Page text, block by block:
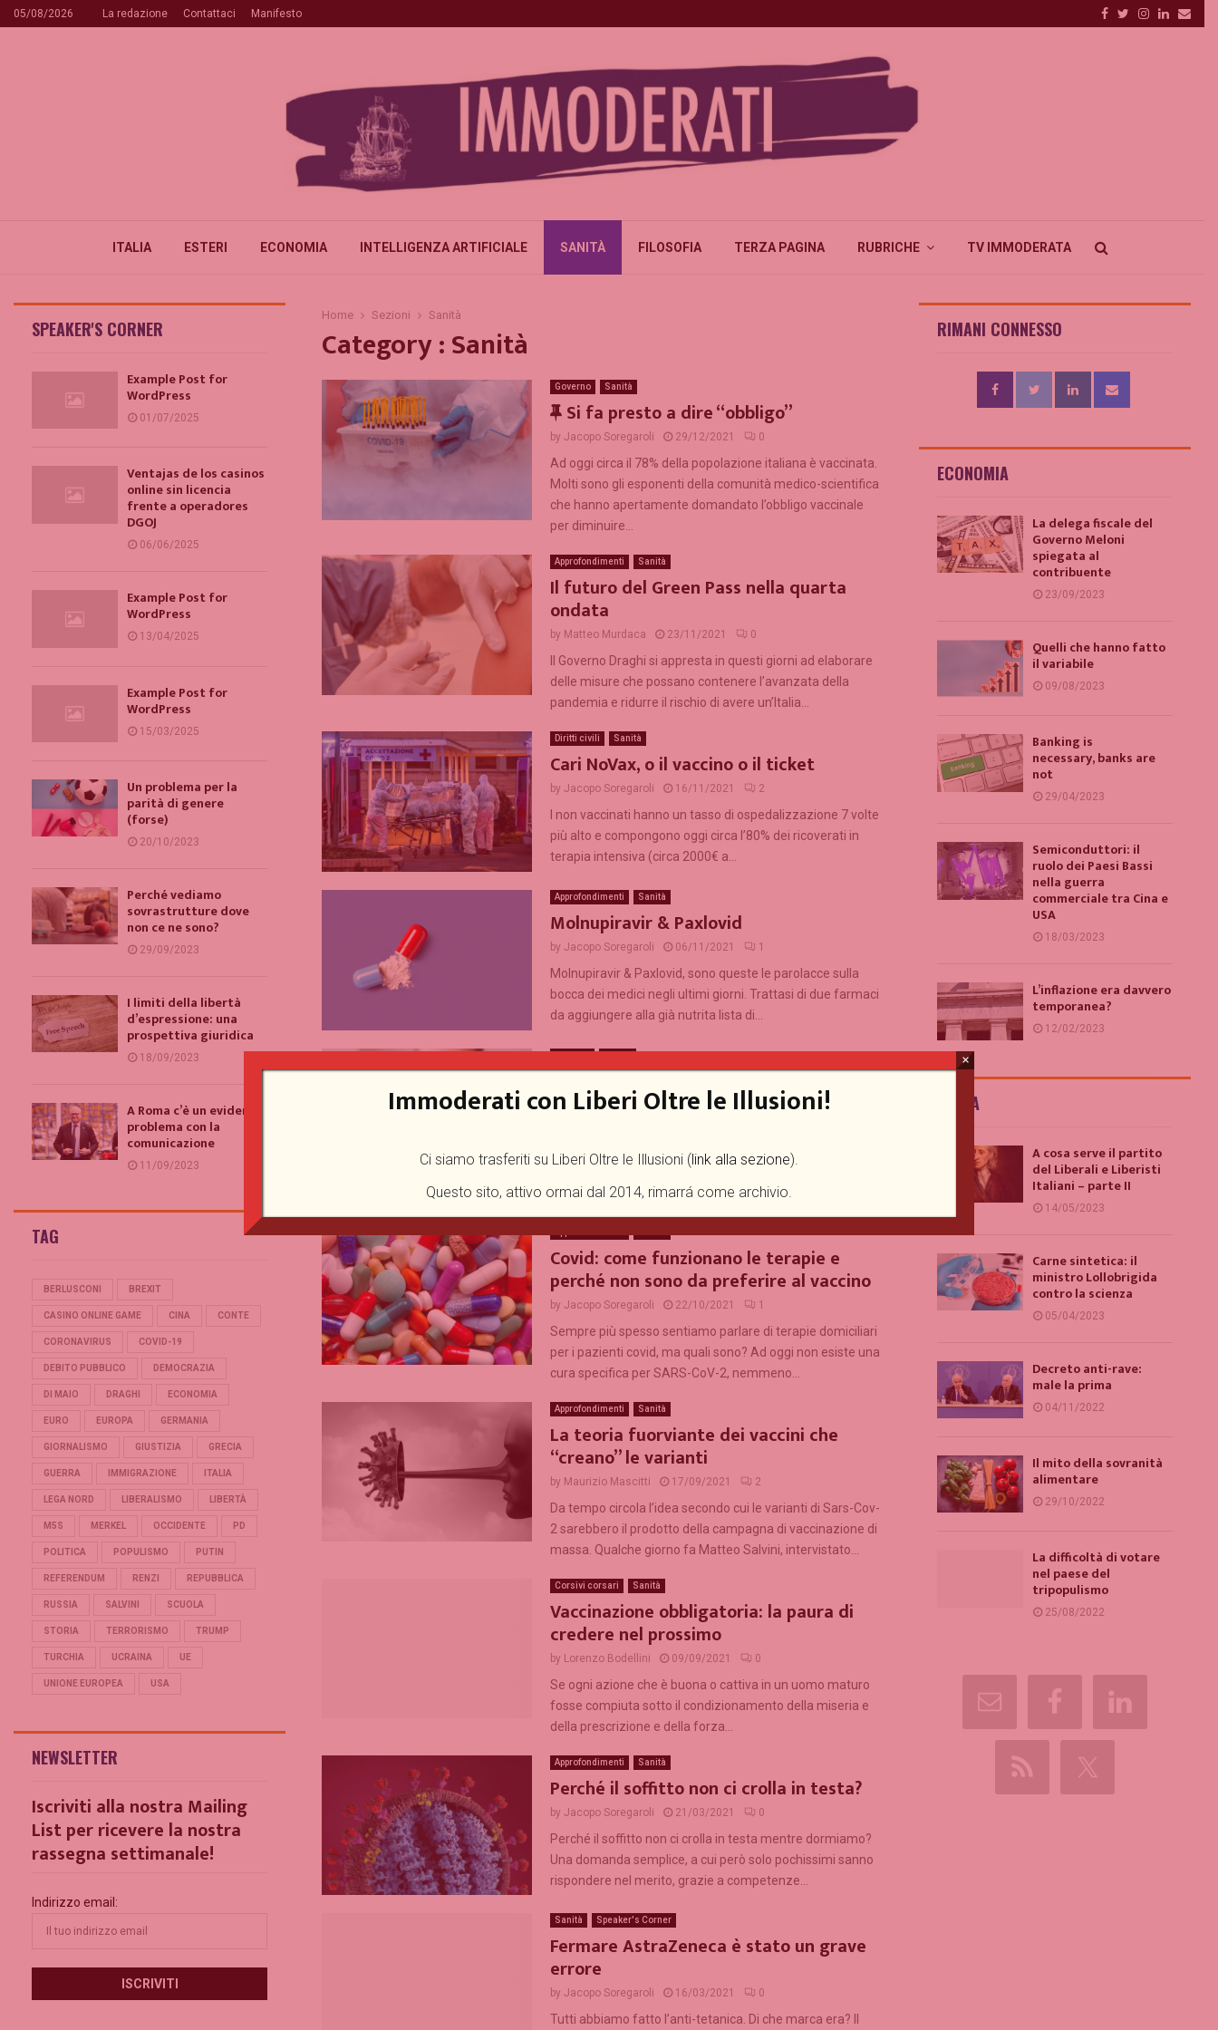
05/08/2026 La redazione Contattaci Manifesto Facebook
Twitter
Instagram
Linkedin
ITALIA ESTERI ECONOMIA INTELLIGENZA ARTIFICIALE SANITÀ FILOSOFIA TERZA PAGINA RUBRICHE TV IMMODERATA
Home Sezioni Sanità
Category : Sanità
Governo Sanità
F
e
a
t
u
r
e
d
Si fa presto a dire “obbligo”
by Jacopo Soregaroli 29/12/2021 0
Ad oggi circa il 78% della popolazione italiana è vaccinata.
Molti sono gli esponenti della comunità medico-scientifica
che hanno apertamente domandato l’obbligo vaccinale
per diminuire...
Approfondimenti Sanità
Il futuro del Green Pass nella quarta
ondata
by Matteo Murdaca 23/11/2021 0
Il Governo Draghi si appresta in questi giorni ad elaborare
delle misure che possano contenere l’avanzata della
pandemia e ridurre il rischio di avere un’Italia...
Diritti civili Sanità
Cari NoVax, o il vaccino o il ticket
by Jacopo Soregaroli 16/11/2021 2
I non vaccinati hanno un tasso di ospedalizzazione 7 volte
più alto e compongono oggi circa l’80% dei ricoverati in
terapia intensiva (circa 2000€ a...
Approfondimenti Sanità
Molnupiravir & Paxlovid
by Jacopo Soregaroli 06/11/2021 1
Molnupiravir & Paxlovid, sono queste le parolacce sulla
bocca dei medici negli ultimi giorni. Trattasi di due farmaci
da aggiungere alla già nutrita lista di...
Cosa succederebbe se abolissimo il
GreenPass?
I manifestanti da giorni chiedono l’abolizione del
GreenPass sia una forma di limitazione più o...
Covid: come funzionano le terapie e
perché non sono da preferire al vaccino
by Jacopo Soregaroli 22/10/2021 1
Sempre più spesso sentiamo parlare di terapie domiciliari
per i pazienti covid, ma quali sono? Ad oggi non esiste una
cura specifica per SARS-CoV-2, nemmeno...
Approfondimenti Sanità
La teoria fuorviante dei vaccini che
“creano” le varianti
by Maurizio Mascitti 17/09/2021 2
Da tempo circola l’idea secondo cui le varianti di Sars-Cov-
2 sarebbero il prodotto della campagna di vaccinazione di
massa. Qualche giorno fa Matteo Salvini, intervistato...
Corsivi corsari Sanità
Vaccinazione obbligatoria: la paura di
credere nel prossimo
by Lorenzo Bodellini 09/09/2021 0
Se ogni azione che è buona o cattiva in un uomo maturo
fosse compiuta sotto il condizionamento della miseria e
della prescrizione e della forza...
Approfondimenti Sanità
Perché il soffitto non ci crolla in testa?
by Jacopo Soregaroli 21/03/2021 0
Perché il soffitto non ci crolla in testa mentre dormiamo?
Una domanda semplice, a cui però solo pochissimi sanno
rispondere nel merito, grazie a competenze...
Sanità Speaker's Corner
Fermare AstraZeneca è stato un grave
errore
by Jacopo Soregaroli 16/03/2021 0
Tutti abbiamo fatto l’anti-tetanica. Di che marca era? Il
SPEAKER'S CORNER
Example Post for
WordPress
01/07/2025
Ventajas de los casinos
online sin licencia
frente a operadores
DGOJ
06/06/2025
Example Post for
WordPress
13/04/2025
Example Post for
WordPress
15/03/2025
Un problema per la
parità di genere
(forse)
20/10/2023
Perché vediamo
sovrastrutture dove
non ce ne sono?
29/09/2023
I limiti della libertà
d’espressione: una
prospettiva giuridica
18/09/2023
A Roma c’è un evidente
problema con la
comunicazione
11/09/2023
TAG
BERLUSCONI BREXIT
CASINO ONLINE GAME CINA CONTE
CORONAVIRUS COVID-19
DEBITO PUBBLICO DEMOCRAZIA
DI MAIO DRAGHI ECONOMIA
EURO EUROPA GERMANIA
GIORNALISMO GIUSTIZIA GRECIA
GUERRA IMMIGRAZIONE ITALIA
LEGA NORD LIBERALISMO LIBERTÀ
M5S MERKEL OCCIDENTE PD
POLITICA POPULISMO PUTIN
REFERENDUM RENZI REPUBBLICA
RUSSIA SALVINI SCUOLA
STORIA TERRORISMO TRUMP
TURCHIA UCRAINA UE
UNIONE EUROPEA USA
NEWSLETTER
Iscriviti alla nostra Mailing
List per ricevere la nostra
rassegna settimanale!
Indirizzo email:
RIMANI CONNESSO
ECONOMIA
La delega fiscale del
Governo Meloni
spiegata al
contribuente
23/09/2023
Quelli che hanno fatto
il variabile
09/08/2023
Banking is
necessary, banks are
not
29/04/2023
Semiconduttori: il
ruolo dei Paesi Bassi
nella guerra
commerciale tra Cina e
USA
18/03/2023
L’inflazione era davvero
temporanea?
12/02/2023
ITALIA
A cosa serve il partito
del Liberali e Liberisti
Italiani – parte II
14/05/2023
Carne sintetica: il
ministro Lollobrigida
contro la scienza
05/04/2023
Decreto anti-rave:
male la prima
04/11/2022
Il mito della sovranità
alimentare
29/10/2022
La difficoltà di votare
nel paese del
tripopulismo
25/08/2022
Immoderati con Liberi Oltre le Illusioni!
Ci siamo trasferiti su Liberi Oltre le Illusioni (link alla sezione).
Questo sito, attivo ormai dal 2014, rimarrá come archivio.
×